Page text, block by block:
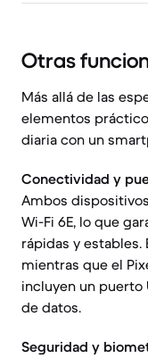
Otras
Más allá de las
elementos
diaria con un
Conectividad y
Ambos
Wi-Fi 6E, lo que
rápidas y estables.
mientras que el
incluyen un puerto
de datos.
Seguridad y